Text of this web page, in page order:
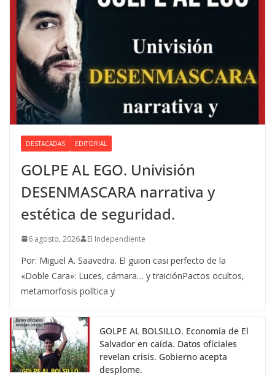
DESTACADAS EDITORIAL
GOLPE AL EGO. Univisión
DESENMASCARA narrativa y
estética de seguridad.
6 agosto, 2026 El Independiente
Por: Miguel A. Saavedra. El guion casi perfecto de la
«Doble Cara»: Luces, cámara… y traiciónPactos ocultos,
metamorfosis política y
GOLPE AL BOLSILLO. Economía de El
Salvador en caída. Datos oficiales
revelan crisis. Gobierno acepta
desplome.